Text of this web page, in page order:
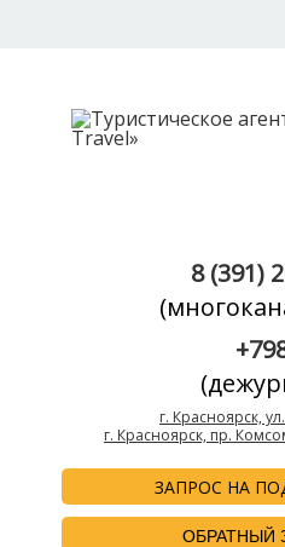
ЗАПРОС НА
ОБРАТНЫЙ
8 (391)
г. Красноярск,
г. Красноярск, пр.